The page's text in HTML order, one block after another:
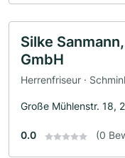
Silke
GmbH
Herrenfriseur ·
Große Mühlenstr. 18,
0.0 (0